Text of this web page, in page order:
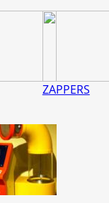
ZAPPERS